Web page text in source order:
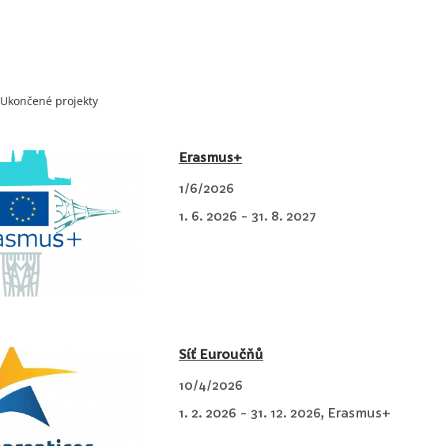
Ukončené projekty
Erasmus+
1/6/2026
1. 6. 2026 - 31. 8. 2027
Síť Euroučňů
10/4/2026
1. 2. 2026 - 31. 12. 2026, Erasmus+